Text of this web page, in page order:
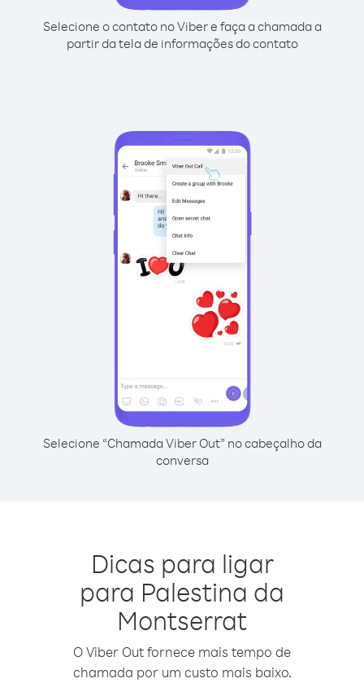
Selecione o contato no Viber e faça a chamada a
partir da tela de informações do contato
Selecione “Chamada Viber Out” no cabeçalho da
conversa
Dicas para ligar
para Palestina da
Montserrat
O Viber Out fornece mais tempo de
chamada por um custo mais baixo.